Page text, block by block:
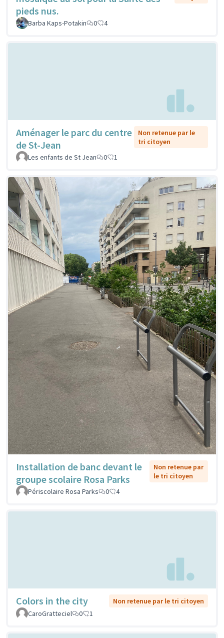
pieds nus.
Barba Kaps-Potakin 0 4
Aménager le parc du centre
de St-Jean
Non retenue par le
tri citoyen
Les enfants de St Jean
0 1
Installation de banc devant le
groupe scolaire Rosa Parks
Non retenue par
le tri citoyen
Périscolaire Rosa Parks
0 4
Colors in the city
Non retenue par le tri citoyen
CaroGratteciel
0 1